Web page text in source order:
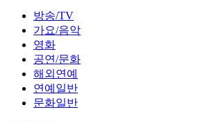
방송/TV
가요/음악
영화
공연/문화
해외연예
연예일반
문화일반